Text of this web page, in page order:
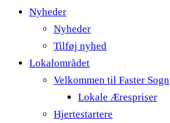
Nyheder
Nyheder
Tilføj nyhed
Lokalområdet
Velkommen til Faster Sogn
Lokale Ærespriser
Hjertestartere